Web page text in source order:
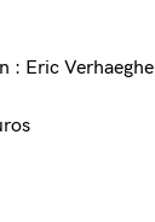
: Eric Verhaeghe